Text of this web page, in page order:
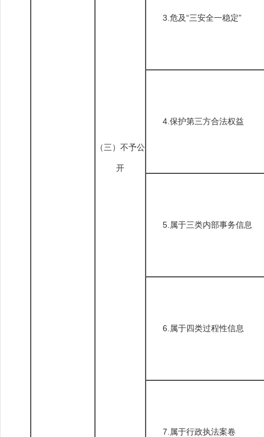
（三）不予公
开
3.危及“三安全一稳定”
4.保护第三方合法权益
5.属于三类内部事务信息
6.属于四类过程性信息
7.属于行政执法案卷